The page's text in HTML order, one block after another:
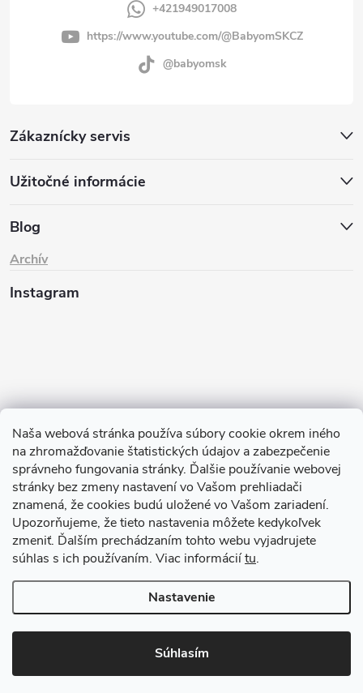
Naša webová stránka používa súbory cookie okrem iného
na zhromažďovanie štatistických údajov a zabezpečenie
správneho fungovania stránky. Ďalšie používanie webovej
stránky bez zmeny nastavení vo Vašom prehliadači
znamená, že cookies budú uložené vo Vašom zariadení.
Upozorňujeme, že tieto nastavenia môžete kedykoľvek
zmeniť. Ďalším prechádzaním tohto webu vyjadrujete
súhlas s ich používaním. Viac informáciítu.
Nastavenie
Súhlasím
Zákaznícky servis
Užitočné informácie
Blog
Archív
+421949017008
https://www.youtube.com/@BabyomSKCZ
@babyomsk
Instagram
Sledovať na Instagrame
TIk Tok Instagram Facebook
Vytvoril Shoptet
Copyright 2026 . Všetky práva vyhradené.
cookies
Odstúpiť od zmluvy